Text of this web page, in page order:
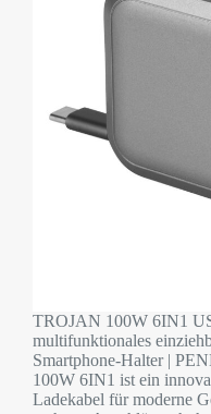
TROJAN 100W 6IN1
multifunktionales
Smartphone-Halter |
100W 6IN1 ist ein
Ladekabel für moderne